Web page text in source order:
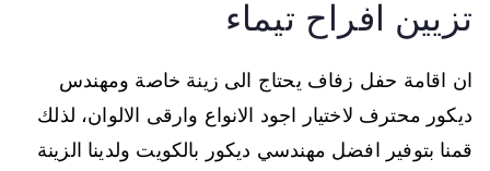
تزيين افراح تيماء
ان اقامة حفل زفاف يحتاج الى زينة خاصة ومهندس
ديكور محترف لاختيار اجود الانواع وارقى الالوان، لذلك
قمنا بتوفير افضل مهندسي ديكور بالكويت ولدينا الزينة